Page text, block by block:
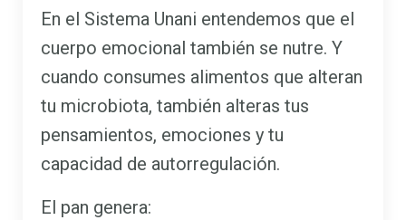
En el Sistema Unani entendemos que el
cuerpo emocional también se nutre. Y
cuando consumes alimentos que alteran
tu microbiota, también alteras tus
pensamientos, emociones y tu
capacidad de autorregulación.
El pan genera: